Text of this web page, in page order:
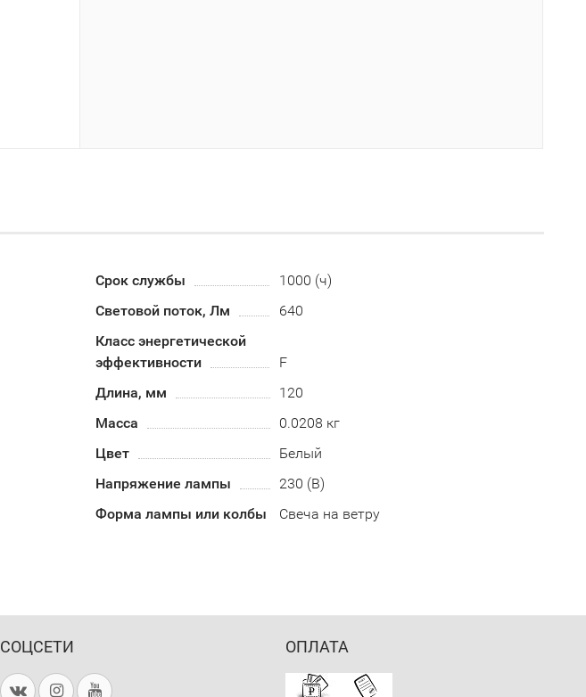
Срок службы
1000 (ч)
Световой поток, Лм
640
Класс энергетической
эффективности
F
Длина, мм
120
Масса
0.0208 кг
Цвет
Белый
Напряжение лампы
230 (В)
Форма лампы или колбы
Свеча на ветру
СОЦСЕТИ ОПЛАТА